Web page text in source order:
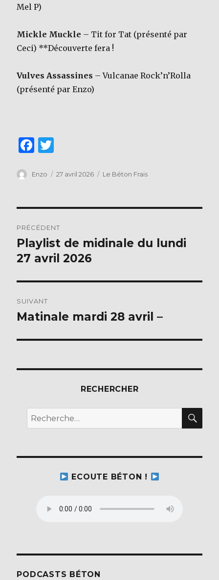
Mel P)
Mickle Muckle – Tit for Tat (présenté par
Ceci) **Découverte fera !
Vulves Assassines – Vulcanae Rock’n’Rolla
(présenté par Enzo)
F
c
b
o
o
k
it
r
Auteur
Enzo
Publié
27 avril 2026 Catégories
Le Béton Frais
de
l’article
PRÉCÉDENT
Publication
précédente :
Playlist de midinale du lundi
27 avril 2026
SUIVANT
Publication
Matinale mardi 28 avril –
RECHERCHER
Recherche
pour :
ECOUTE BÉTON !
PODCASTS BÉTON